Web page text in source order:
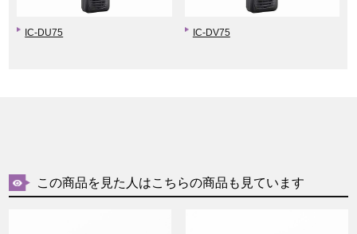
IC-DU75 IC-DV75
この商品を見た人はこちらの商品も見ています